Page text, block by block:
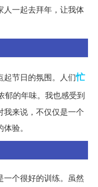
人一起去拜年，让我体
起节日的氛围。人们忙
郁的年味。我也感受到
我来说，不仅仅是一个
验。
个很好的训练。虽然